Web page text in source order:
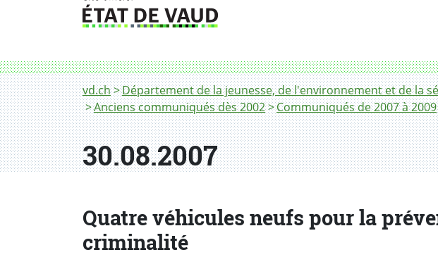
Fil d'Ariane
vd.ch Département de la jeunesse, de l'environnement et de la
Anciens communiqués dès 2002
Communiqués de 2007 à 2009
30.08.2007
30.08.2007
Quatre véhicules neufs pour la
criminalité